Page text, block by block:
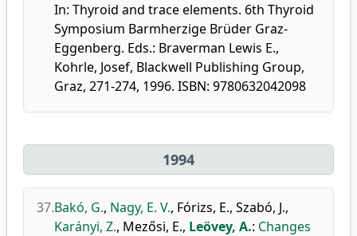
In: Thyroid and trace elements. 6th Thyroid
Symposium Barmherzige Brüder Graz-
Eggenberg. Eds.: Braverman Lewis E.,
Kohrle, Josef, Blackwell Publishing Group,
Graz, 271-274, 1996. ISBN: 9780632042098
1994
37.Bakó, G., Nagy, E. V., Fórizs, E., Szabó, J.,
Karányi, Z., Mezősi, E., Leövey, A.: Changes